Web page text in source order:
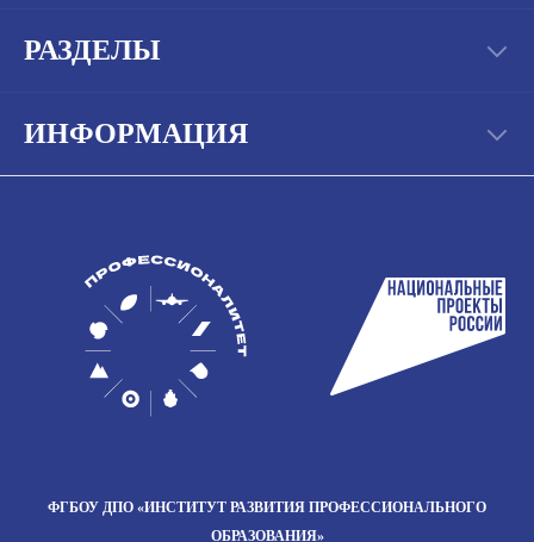
РАЗДЕЛЫ
ИНФОРМАЦИЯ
ФГБОУ ДПО «ИНСТИТУТ РАЗВИТИЯ ПРОФЕССИОНАЛЬНОГО
ОБРАЗОВАНИЯ»